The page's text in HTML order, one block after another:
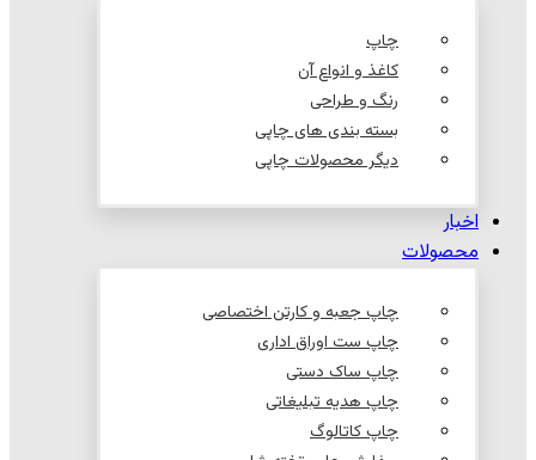
چاپ
کاغذ و انواع آن
رنگ و طراحی
بسته بندی های چاپی
دیگر محصولات چاپی
اخبار
محصولات
چاپ جعبه و کارتن اختصاصی
چاپ ست اوراق اداری
چاپ ساک دستی
چاپ هدیه تبلیغاتی
چاپ کاتالوگ